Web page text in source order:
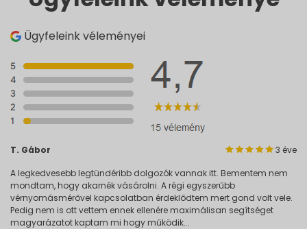
Ügyfeleink véleményei
T. Gábor
3 éve
A legkedvesebb legtündéribb dolgozók vannak itt. Bementem nem
mondtam, hogy akarnék vásárolni. A régi egyszerűbb
vérnyomásmérővel kapcsolatban érdeklődtem mert gond volt vele.
Pedig nem is ott vettem ennek ellenére maximálisan segítséget
magyarázatot kaptam mi hogy működik...